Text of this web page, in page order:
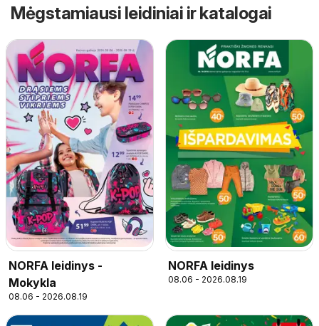
Mėgstamiausi leidiniai ir katalogai
NORFA leidinys -
Mokykla
08.06 - 2026.08.19
NORFA leidinys
08.06 - 2026.08.19